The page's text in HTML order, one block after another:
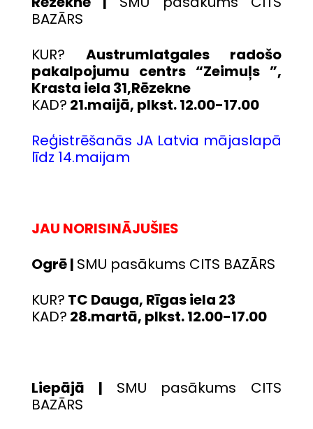
BAZĀRS
KUR? Austrumlatgales radošo
pakalpojumu centrs “Zeimuļs ”,
Krasta iela 31,Rēzekne
KAD? 21.maijā, plkst. 12.00-17.00
Reģistrēšanās JA Latvia mājaslapā
līdz 14.maijam
JAU NORISINĀJUŠIES
Ogrē | SMU pasākums CITS BAZĀRS
KUR? TC Dauga, Rīgas iela 23
KAD? 28.martā, plkst. 12.00-17.00
Liepājā | SMU pasākums CITS
BAZĀRS